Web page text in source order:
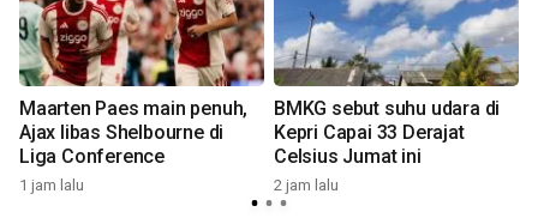
Maarten Paes main penuh,
Ajax libas Shelbourne di
Liga Conference
1 jam lalu
BMKG sebut suhu udara di
Kepri Capai 33 Derajat
Celsius Jumat ini
2 jam lalu